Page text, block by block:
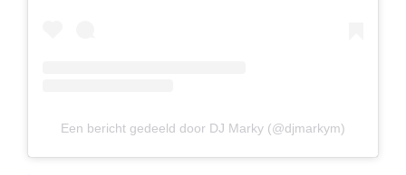
Een bericht gedeeld door DJ Marky (@djmarkym)